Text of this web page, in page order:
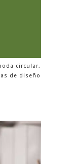
circular,
de diseño